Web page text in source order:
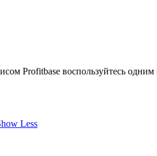
Profitbase воспользуйтесь
Less